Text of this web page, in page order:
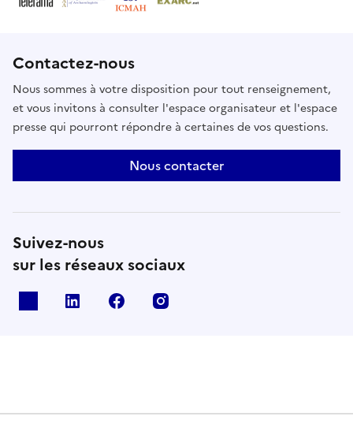
Contactez-nous
Nous sommes à votre disposition pour tout renseignement,
et vous invitons à consulter l'espace organisateur et l'espace
presse qui pourront répondre à certaines de vos questions.
Nous contacter
Suivez-nous
sur les réseaux sociaux
Linkedin Facebook